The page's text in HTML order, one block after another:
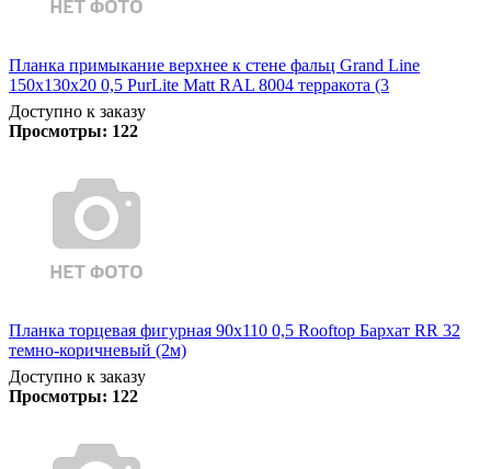
Планка примыкание верхнее к стене фальц Grand Line
150х130х20 0,5 PurLite Matt RAL 8004 терракота (3
Доступно к заказу
Просмотры: 122
Планка торцевая фигурная 90х110 0,5 Rooftop Бархат RR 32
темно-коричневый (2м)
Доступно к заказу
Просмотры: 122